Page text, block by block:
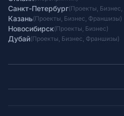
Санкт-Петербург(Проекты, Бизнес,
Казань(Проекты, Бизнес, Франшизы)
Новосибирск(Проекты, Бизнес)
Дубай(Проекты, Бизнес, Франшизы)